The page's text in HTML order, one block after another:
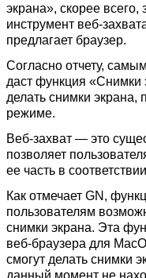
экрана», скорее
инструмент веб-
предлагает браузер.
Согласно отчету,
даст функция «Снимки
делать снимки экрана,
режиме.
Веб-захват — это
позволяет
ее часть в
Как отмечает GN,
пользователям
снимки экрана. Эта
веб-браузера для
смогут делать снимки
данный момент не